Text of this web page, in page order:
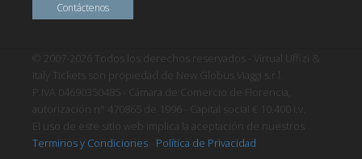
Contáctenos
© 2007-2026 Todos los derechos reservados - Virtual Uffizi &
Italy Tickets son propiedad de New Globus Viaggi s.r.l.
P.IVA 04690350485 - Cámara de Comercio de Florencia,
autorización n° 470865 de 1996 - Capital social € 10.400 i.v.
El uso de este sitio web implica la aceptación de nuestros
Terminos y Condiciones
Política de Privacidad